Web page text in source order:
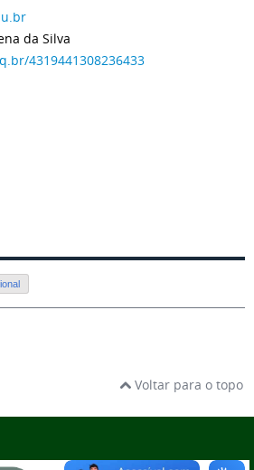
da Silva
4319441308236433
Voltar para o topo